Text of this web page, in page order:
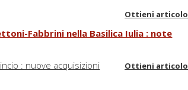
Ottieni articolo
Fabbrini nella Basilica Iulia : note
: nuove acquisizioni
Ottieni articolo